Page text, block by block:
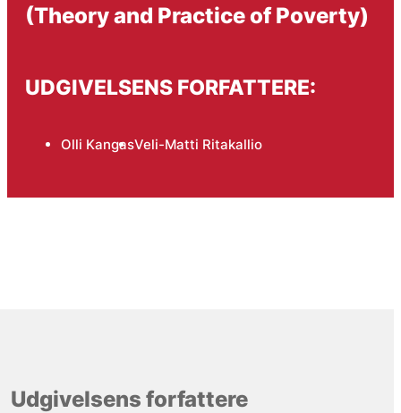
(Theory and Practice of Poverty)
UDGIVELSENS FORFATTERE:
Olli KangasVeli-Matti Ritakallio
Udgivelsens forfattere